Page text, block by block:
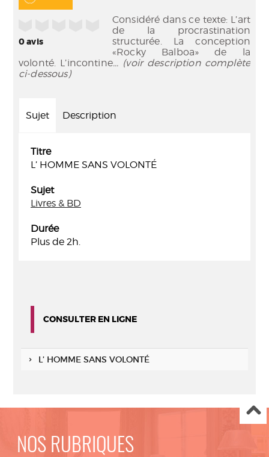
0avis
Considéré dans ce texte: L’art
de la procrastination
structurée. La conception
«Rocky Balboa» de la
volonté. L’incontine... (voir description complète
ci-dessous)
Sujet Description
Titre
L’ HOMME SANS VOLONTÉ
Sujet
Livres & BD
Durée
Plus de 2h.
CONSULTER EN LIGNE
L’ HOMME SANS VOLONTÉ
NOS RUBRIQUES